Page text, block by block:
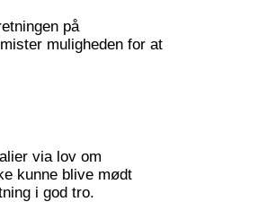
på
muligheden for at
via lov om
kunne blive mødt
i god tro.